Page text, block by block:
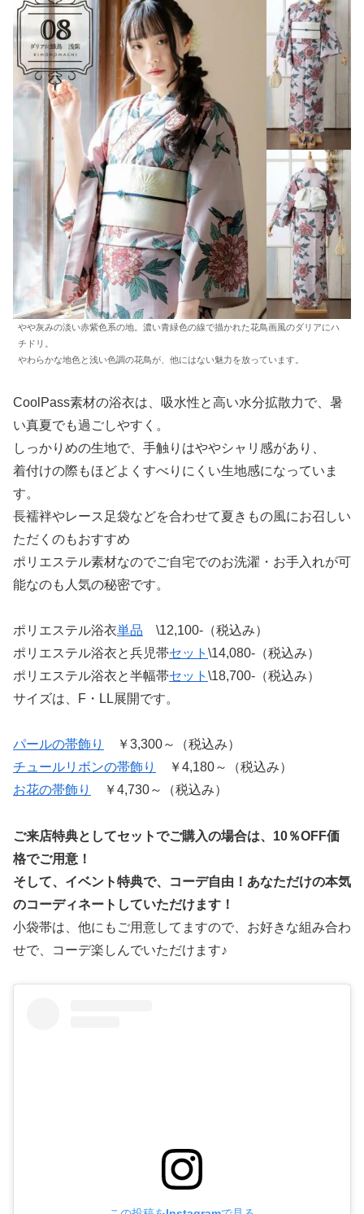
やや灰みの淡い赤紫色系の地。濃い青緑色の線で描かれた花鳥画風のダリアにハ
チドリ。
やわらかな地色と浅い色調の花鳥が、他にはない魅力を放っています。
CoolPass素材の浴衣は、吸水性と高い水分拡散力で、暑
い真夏でも過ごしやすく。
しっかりめの生地で、手触りはややシャリ感があり、
着付けの際もほどよくすべりにくい生地感になっていま
す。
長襦袢やレース足袋などを合わせて夏きもの風にお召しい
ただくのもおすすめ
ポリエステル素材なのでご自宅でのお洗濯・お手入れが可
能なのも人気の秘密です。
ポリエステル浴衣単品 \12,100-（税込み）
ポリエステル浴衣と兵児帯セット \14,080-（税込み）
ポリエステル浴衣と半幅帯セット \18,700-（税込み）
サイズは、F・LL展開です。
パールの帯飾り
￥3,300～（税込み）
チュールリボンの帯飾り
￥4,180～（税込み）
お花の帯飾り
￥4,730～（税込み）
ご来店特典としてセットでご購入の場合は、10％OFF価
格でご用意！
そして、イベント特典で、コーデ自由！あなただけの本気
のコーディネートしていただけます！
小袋帯は、他にもご用意してますので、お好きな組み合わ
せで、コーデ楽しんでいただけます♪